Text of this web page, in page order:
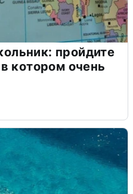
пройдите
котором очень